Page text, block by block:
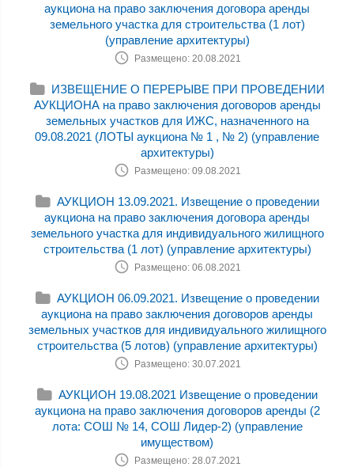
аукциона на право заключения договора аренды
земельного участка для строительства (1 лот)
(управление архитектуры)
Размещено: 20.08.2021
ИЗВЕЩЕНИЕ О ПЕРЕРЫВЕ ПРИ ПРОВЕДЕНИИ
АУКЦИОНА на право заключения договоров аренды
земельных участков для ИЖС, назначенного на
09.08.2021 (ЛОТЫ аукциона № 1 , № 2) (управление
архитектуры)
Размещено: 09.08.2021
АУКЦИОН 13.09.2021. Извещение о проведении
аукциона на право заключения договора аренды
земельного участка для индивидуального жилищного
строительства (1 лот) (управление архитектуры)
Размещено: 06.08.2021
АУКЦИОН 06.09.2021. Извещение о проведении
аукциона на право заключения договоров аренды
земельных участков для индивидуального жилищного
строительства (5 лотов) (управление архитектуры)
Размещено: 30.07.2021
АУКЦИОН 19.08.2021 Извещение о проведении
аукциона на право заключения договоров аренды (2
лота: СОШ № 14, СОШ Лидер-2) (управление
имуществом)
Размещено: 28.07.2021